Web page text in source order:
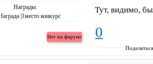
Награды: Тут, видимо,
0